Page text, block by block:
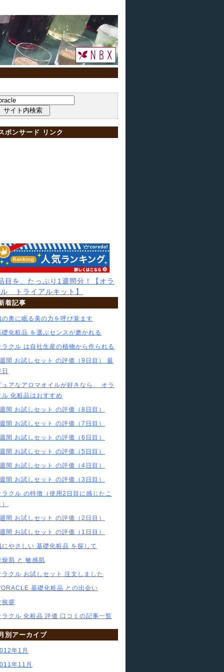
ポンサード リンク
目を、たっぷり1週間分！【オラ
トライアルキット】
着記事
の奥に眠る美の力を呼び覚ます
礎化粧品 を選ぶセンスが磨かれる
ラクル は自社生産の植物から作られる
間 お試しセット の評価（9日目） 最
ュアなアロマオイルが好きなら、 オラ
ル 化粧品はおすすめ
間 お試しセット の評価（8日目）
間 お試しセット の評価（7日目）
間 お試しセット の評価（6日目）
間 お試しセット の評価（5日目）
間 お試しセット の評価（4日目）
間 お試しセット の評価（3日目）
ラクル の特徴（使用2日目に感じたこ
間 お試しセット の評価（2日目）
間 お試しセット の評価（1日目）
にやさしい 基礎化粧品 を探して
燥肌 と 敏感肌
ラクル お試しセット 注文しました
基礎化粧品 との出会い
挨拶
ラクル 化粧品 評価 口コミの記事一覧
別アーカイブ
年1月
年11月